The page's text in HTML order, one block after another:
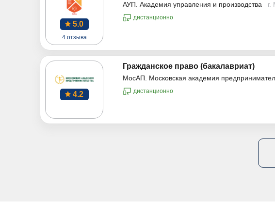
5.0
4 отзыва
АУП. Академия управления и производства г.
дистанционно
4.2
Гражданское право (бакалавриат)
МосАП. Московская академия
дистанционно